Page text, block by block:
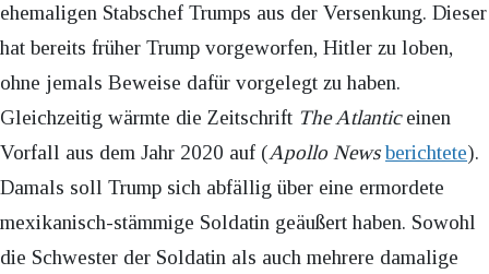
ehemaligen Stabschef Trumps aus der Versenkung. Dieser
hat bereits früher Trump vorgeworfen, Hitler zu loben,
ohne jemals Beweise dafür vorgelegt zu haben.
Gleichzeitig wärmte die Zeitschrift The Atlanticeinen
Vorfall aus dem Jahr 2020 auf (Apollo News berichtete).
Damals soll Trump sich abfällig über eine ermordete
mexikanisch-stämmige Soldatin geäußert haben. Sowohl
die Schwester der Soldatin als auch mehrere damalige